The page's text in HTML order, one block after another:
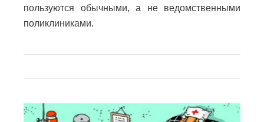
пользуются обычными, а не ведомственными
поликлиниками.